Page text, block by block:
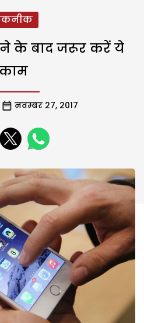
के बाद जरूर करें ये
नवम्बर 27, 2017